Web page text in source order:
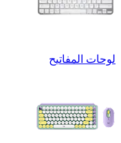
لوحات المفاتيح